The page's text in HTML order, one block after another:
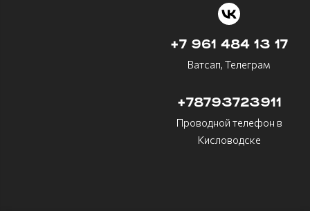
+7 961 484 13 17
Ватсап, Телеграм
+78793723911
Проводной телефон в
Кисловодске